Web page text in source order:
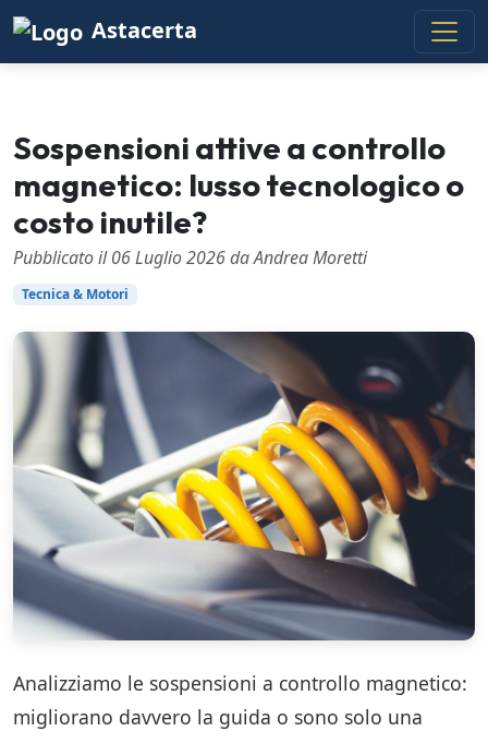
Astacerta
Sospensioni attive a controllo
magnetico: lusso tecnologico o
costo inutile?
Pubblicato il 06 Luglio 2026 da Andrea Moretti
Tecnica & Motori
Analizziamo le sospensioni a controllo magnetico:
migliorano davvero la guida o sono solo una